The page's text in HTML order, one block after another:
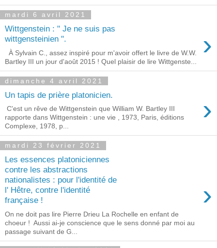
mardi 6 avril 2021
Wittgenstein : " Je ne suis pas
wittgensteinien ".
›
À Sylvain C., assez inspiré pour m'avoir offert le livre de W.W.
Bartley III un jour d'août 2015 ! Quel plaisir de lire Wittgenste...
dimanche 4 avril 2021
Un tapis de prière platonicien. ›
C'est un rêve de Wittgenstein que William W. Bartley III
rapporte dans Wittgenstein : une vie , 1973, Paris, éditions
Complexe, 1978, p...
mardi 23 février 2021
Les essences platoniciennes
contre les abstractions
nationalistes : pour l'identité de
l' Hêtre, contre l'identité
française !
›
On ne doit pas lire Pierre Drieu La Rochelle en enfant de
choeur ! Aussi ai-je conscience que le sens donné par moi au
passage suivant de G...